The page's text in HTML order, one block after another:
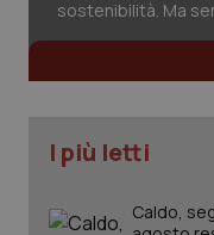
sostenibilità. Ma
I più letti
Caldo,